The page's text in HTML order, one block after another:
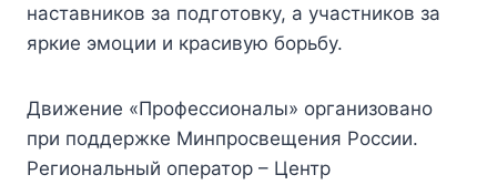
наставников за подготовку, а участников за
яркие эмоции и красивую борьбу.
Движение «Профессионалы» организовано
при поддержке Минпросвещения России.
Региональный оператор – Центр